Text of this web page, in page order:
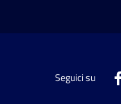
Seguici su